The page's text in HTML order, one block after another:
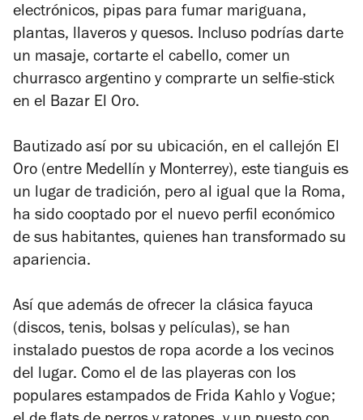
electrónicos, pipas para fumar mariguana,
plantas, llaveros y quesos. Incluso podrías darte
un masaje, cortarte el cabello, comer un
churrasco argentino y comprarte un selfie-stick
en el Bazar El Oro.
Bautizado así por su ubicación, en el callejón El
Oro (entre Medellín y Monterrey), este tianguis es
un lugar de tradición, pero al igual que la Roma,
ha sido cooptado por el nuevo perfil económico
de sus habitantes, quienes han transformado su
apariencia.
Así que además de ofrecer la clásica fayuca
(discos, tenis, bolsas y películas), se han
instalado puestos de ropa acorde a los vecinos
del lugar. Como el de las playeras con los
populares estampados de Frida Kahlo y Vogue;